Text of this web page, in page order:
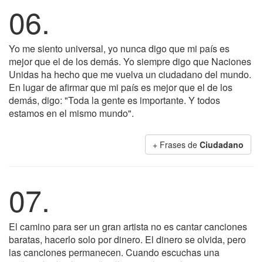
06.
Yo me siento universal, yo nunca digo que mi país es
mejor que el de los demás. Yo siempre digo que Naciones
Unidas ha hecho que me vuelva un ciudadano del mundo.
En lugar de afirmar que mi país es mejor que el de los
demás, digo: "Toda la gente es importante. Y todos
estamos en el mismo mundo".
+ Frases de Ciudadano
07.
El camino para ser un gran artista no es cantar canciones
baratas, hacerlo solo por dinero. El dinero se olvida, pero
las canciones permanecen. Cuando escuchas una